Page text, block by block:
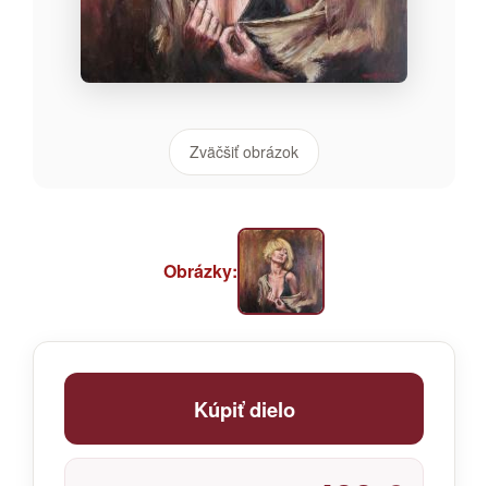
Zväčšiť obrázok
Obrázky:
Kúpiť dielo